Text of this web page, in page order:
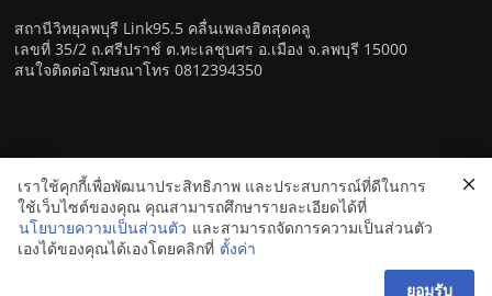
สถานีวิทยุลพบุรี Link95.5 คลื่นเพลงฮิตสุดคลู
เลขที่ 35/2 ถ.ศรีปราช์ ต.ทะเลชุบศร อ.เมือง จ.ลพบุรี 15000
สนใจติดต่อโฆษณาโทร 0812394350
Copyright © 2026Link 95.5 คลื่นเพลงฮิตสุดคูล สถานีวิทยุ FM
ลพบุรี . All rights reserved.
เราใช้คุกกี้เพื่อพัฒนาประสิทธิภาพ และประสบการณ์ที่ดีในการ
ใช้เว็บไซต์ของคุณ คุณสามารถศึกษารายละเอียดได้ที่
นโยบายความเป็นส่วนตัว และสามารถจัดการความเป็นส่วนตัว
เองได้ของคุณได้เองโดยคลิกที่ ตั้งค่า
ยอมรับ